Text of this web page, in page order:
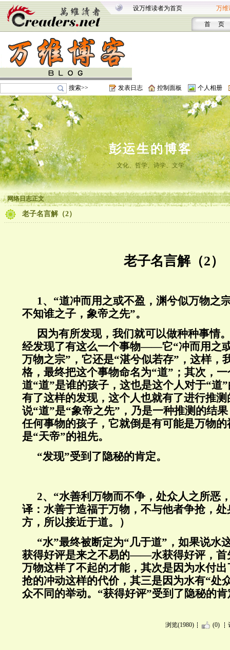
设万维读者为首页 万维
首 页
搜索>> 发表日志 控制面板 个人相册
彭运生的博客
文化、哲学、诗学、文学
网络日志正文
老子名言解（2）
老子名言解（2）
1、“道冲而用之或不盈，渊兮似万物之
不知谁之子，象帝之先”。
因为有所发现，我们就可以做种种事情
经发现了有这么一个事物——它“冲而用之
万物之宗”，它还是“湛兮似若存”，这样，
格，最终把这个事物命名为“道”；其次，
道“道”是谁的孩子，这也是这个人对于“道
有了这样的发现，这个人也就有了进行推
说“道”是“象帝之先”，乃是一种推测的结
任何事物的孩子，它就倒是有可能是万物
是“天帝”的祖先。
“发现”受到了隐秘的肯定。
2、“水善利万物而不争，处众人之所恶
译：水善于造福于万物，不与他者争抢，
方，所以接近于道。）
“水”最终被断定为“几于道”，如果说水
获得好评是来之不易的——水获得好评，首
万物这样了不起的才能，其次是因为水付
抢的冲动这样的代价，其三是因为水有“处
众不同的举动。“获得好评”受到了隐秘的肯
浏览(1980) (0)